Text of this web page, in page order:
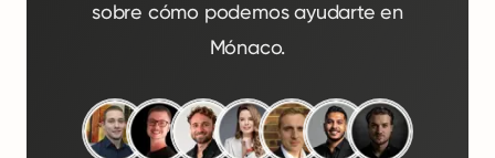
sobre cómo podemos ayudarte en
Mónaco.